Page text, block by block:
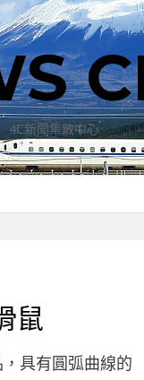
4C新聞集散中心
鼠
具有圓弧曲線的